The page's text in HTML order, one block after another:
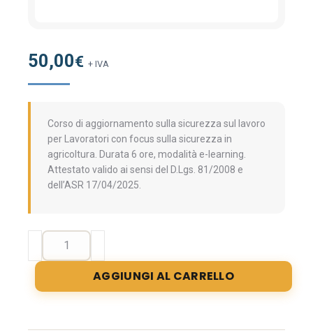
50,00€ + IVA
Corso di aggiornamento sulla sicurezza sul lavoro
per Lavoratori con focus sulla sicurezza in
agricoltura. Durata 6 ore, modalità e-learning.
Attestato valido ai sensi del D.Lgs. 81/2008 e
dell’ASR 17/04/2025.
Aggiornamento
formazione
per
lavoratori
Agricoltura-
AGGIUNGI AL CARRELLO